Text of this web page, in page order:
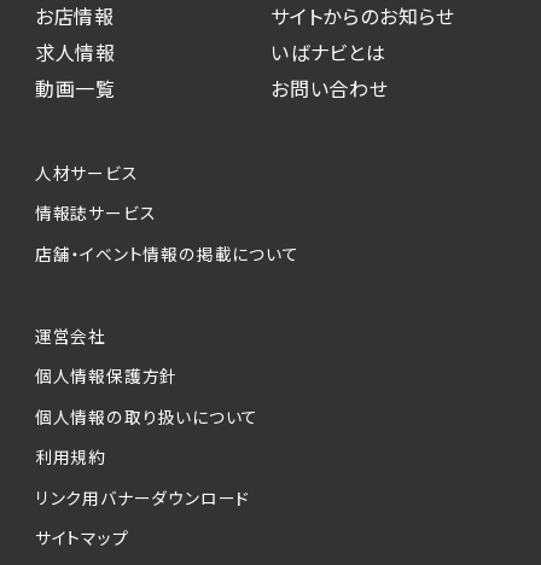
お店情報
求人情報
動画一覧
サイトからのお知らせ
いばナビとは
お問い合わせ
人材サービス
情報誌サービス
店舗・イベント情報の掲載について
運営会社
個人情報保護方針
個人情報の取り扱いについて
利用規約
リンク用バナーダウンロード
サイトマップ